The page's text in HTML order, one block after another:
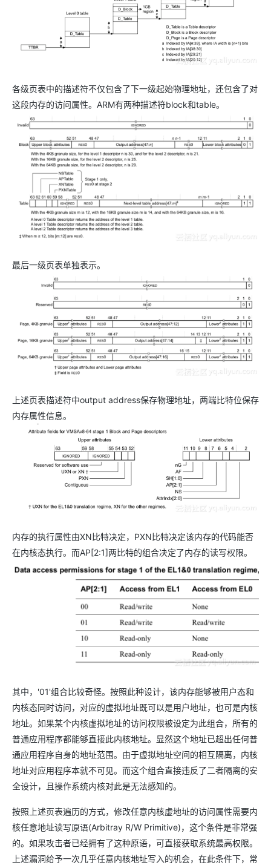
各级页表中的描述符不仅包含了下一级起始物理地址，还包含了对
这段内存的访问属性。ARM有两种描述符block和table。
最后一级页表单独表示。
上述页表描述符中output address保存物理地址，两端比特位保存
内存属性信息。
内存的执行属性由XN比特决定，PXN比特决定该内存的代码能否
在内核态执行。而AP[2:1]两比特的组合决定了内存的读写权限。
其中，'01'组合比较奇怪。按照此种设计，该内存能够被用户态和
内核态同时访问，对应的虚拟地址既可以是用户地址，也可是内核
地址。如果某个内核虚拟地址的访问权限被设定为此组合，所有的
普通应用程序都能够直接此内核地址。显然这个地址已超出任何普
通应用程序自身的地址范围。由于虚拟地址空间的相互隔离，内核
地址对应用程序本就不可见。而这个组合直接违反了二者隔离的安
全设计，且操作系统内核对此是无法感知的。
按照上述页表遍历的方式，修改任意内核虚地址的访问属性需要内
核任意地址读写原语(Arbitray R/W Primitive)，这个条件是非常强
的。如果攻击者已经拥有了这种原语，可直接获取系统最高权限。
上述漏洞给予一次几乎任意内核地址写入的机会，在此条件下，常